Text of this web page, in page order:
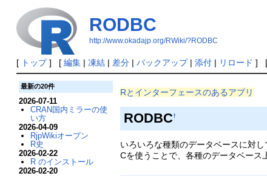
RODBC
http://www.okadajp.org/RWiki/?RODBC
[ トップ] [ 編集| 凍結| 差分| バックアップ| 添付| リロード ] [
Rとインターフェースのあるアプリ
RODBC†
いろいろな種類のデータベースに対
Cを使うことで、各種のデータベース
最新の20件
2026-07-11
CRAN国内ミラーの使
い方
2026-04-09
RjpWikiオープン
R史
2026-02-22
R のインストール
2026-02-20